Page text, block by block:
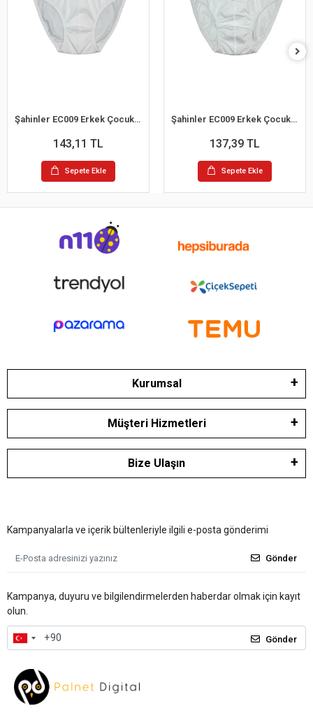
Şahinler EC009 Erkek Çocuk Slip Külot (12-13 Yaş)
143,11 TL
Sepete Ekle
Şahinler EC009 Erkek Çocuk Slip Külot (10-11 Yaş)
137,39 TL
Sepete Ekle
Kurumsal
Müşteri Hizmetleri
Bize Ulaşın
Kampanyalarla ve içerik bültenleriyle ilgili e-posta gönderimi
Gönder
Kampanya, duyuru ve bilgilendirmelerden haberdar olmak için kayıt
olun.
Gönder